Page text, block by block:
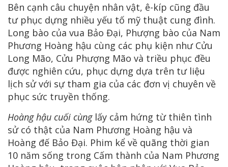
Bên cạnh câu chuyện nhân vật, ê-kíp cũng đầu
tư phục dựng nhiều yếu tố mỹ thuật cung đình.
Long bào của vua Bảo Đại, Phượng bào của Nam
Phương Hoàng hậu cùng các phụ kiện như Cửu
Long Mão, Cửu Phượng Mão và triều phục đều
được nghiên cứu, phục dựng dựa trên tư liệu
lịch sử với sự tham gia của các đơn vị chuyên về
phục sức truyền thống.
Hoàng hậu cuối cùnglấy cảm hứng từ thiên tình
sử có thật của Nam Phương Hoàng hậu và
Hoàng đế Bảo Đại. Phim kể về quãng thời gian
10 năm sống trong Cấm thành của Nam Phương